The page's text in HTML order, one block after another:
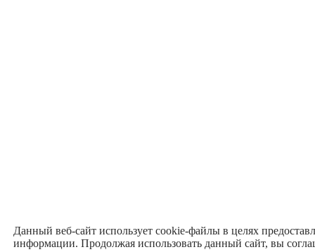
Данный веб-сайт использует cookie-файлы в целях
информации. Продолжая использовать данный сайт, вы